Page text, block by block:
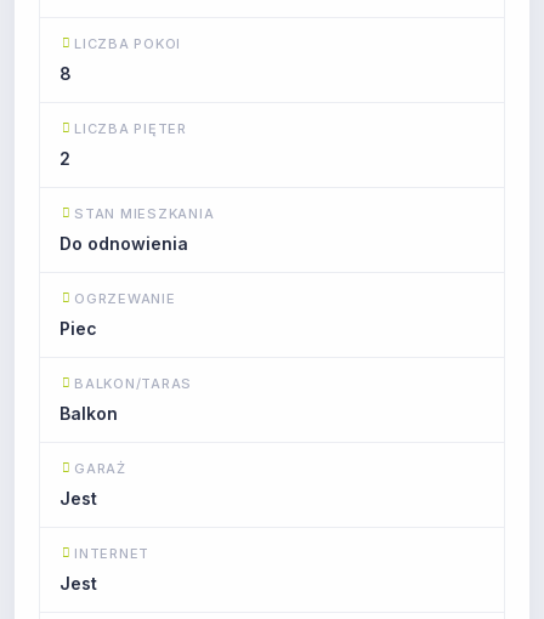
LICZBA POKOI
8
LICZBA PIĘTER
2
STAN MIESZKANIA
Do odnowienia
OGRZEWANIE
Piec
BALKON/TARAS
Balkon
GARAŻ
Jest
INTERNET
Jest